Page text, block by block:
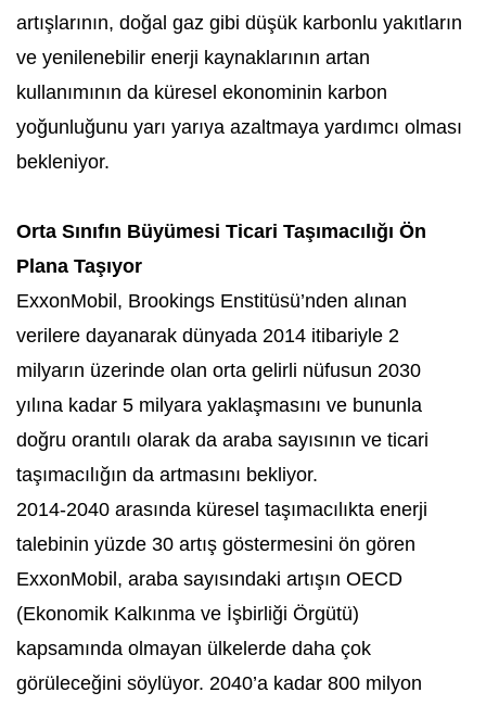
artışlarının, doğal gaz gibi düşük karbonlu yakıtların
ve yenilenebilir enerji kaynaklarının artan
kullanımının da küresel ekonominin karbon
yoğunluğunu yarı yarıya azaltmaya yardımcı olması
bekleniyor.
Orta Sınıfın Büyümesi Ticari Taşımacılığı Ön
Plana Taşıyor
ExxonMobil, Brookings Enstitüsü’nden alınan
verilere dayanarak dünyada 2014 itibariyle 2
milyarın üzerinde olan orta gelirli nüfusun 2030
yılına kadar 5 milyara yaklaşmasını ve bununla
doğru orantılı olarak da araba sayısının ve ticari
taşımacılığın da artmasını bekliyor.
2014-2040 arasında küresel taşımacılıkta enerji
talebinin yüzde 30 artış göstermesini ön gören
ExxonMobil, araba sayısındaki artışın OECD
(Ekonomik Kalkınma ve İşbirliği Örgütü)
kapsamında olmayan ülkelerde daha çok
görüleceğini söylüyor. 2040’a kadar 800 milyon